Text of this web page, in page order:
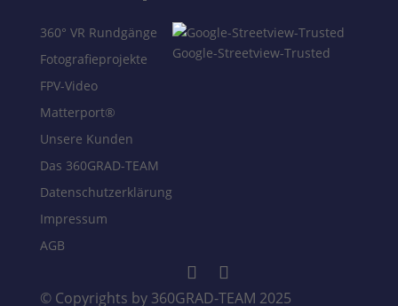
360° VR Rundgänge
Fotografieprojekte
FPV-Video
Matterport®
Unsere Kunden
Das 360GRAD-TEAM
Datenschutzerklärung
Impressum
AGB
Google-Streetview-Trusted
© Copyrights by 360GRAD-TEAM 2025